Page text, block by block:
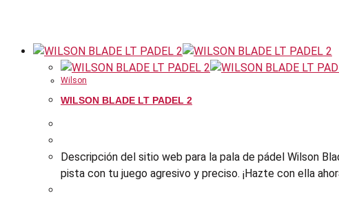
Wilson
WILSON BLADE LT PADEL 2
Descripción del sitio web para la pala de pádel Wilson
pista con tu juego agresivo y preciso. ¡Hazte con ella